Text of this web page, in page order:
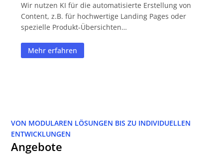
Wir nutzen KI für die automatisierte Erstellung von
Content, z.B. für hochwertige Landing Pages oder
spezielle Produkt-Übersichten…
Mehr erfahren
VON MODULAREN LÖSUNGEN BIS ZU INDIVIDUELLEN
ENTWICKLUNGEN
Angebote